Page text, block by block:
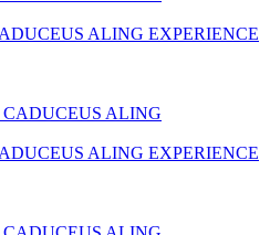
ALING EXPERIENCE
ALING EXPERIENCE